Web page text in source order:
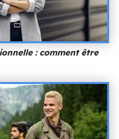
: comment être